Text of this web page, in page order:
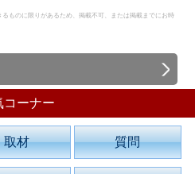
ものに限りがあるため、掲載不可、または掲載までにお時
コーナー
取材 質問